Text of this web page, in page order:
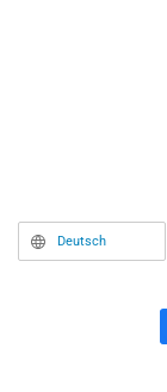
Deutsch